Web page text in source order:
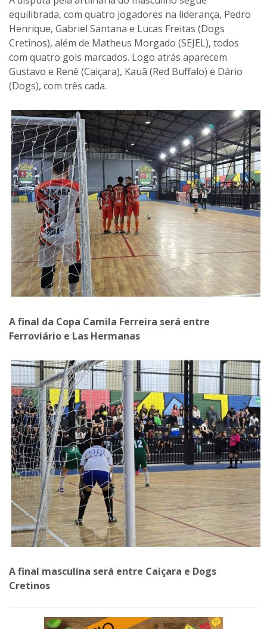
equilibrada, com quatro jogadores na liderança, Pedro
Henrique, Gabriel Santana e Lucas Freitas (Dogs
Cretinos), além de Matheus Morgado (SEJEL), todos
com quatro gols marcados. Logo atrás aparecem
Gustavo e Renê (Caiçara), Kauã (Red Buffalo) e Dário
(Dogs), com três cada.
A final da Copa Camila Ferreira será entre
Ferroviário e Las Hermanas
A final masculina será entre Caiçara e Dogs
Cretinos